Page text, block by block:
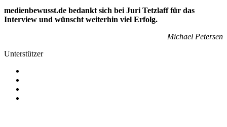
medienbewusst.de bedankt sich bei Juri Tetzlafffür das
Interview und wünscht weiterhin viel Erfolg.
Michael Petersen
Unterstützer